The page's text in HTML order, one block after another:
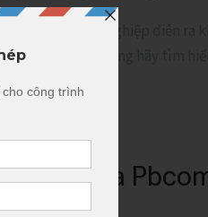
chọn, Khách hàng hãy tìm
dụng của